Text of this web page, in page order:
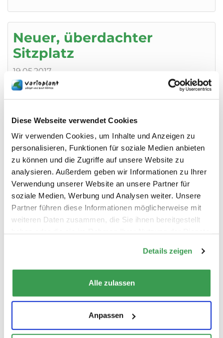
Diese Webseite verwendet Cookies
Wir verwenden Cookies, um Inhalte und Anzeigen zu
personalisieren, Funktionen für soziale Medien anbieten
zu können und die Zugriffe auf unsere Website zu
analysieren. Außerdem geben wir Informationen zu Ihrer
Verwendung unserer Website an unsere Partner für
soziale Medien, Werbung und Analysen weiter. Unsere
Partner führen diese Informationen möglicherweise mit
weiteren Daten zusammen, die Sie ihnen bereitgestellt
Details zeigen
Alle zulassen
Anpassen
Neuer, überdachter
Sitzplatz
19.05.2017
Ein spannendes Projekt in
Engelburg...
Details anzeigen
Tags:
Planung
Gartenbau
Rollrasen
Kranarbeiten
Gartengestaltung am
Rosenberg
Ein Neubauprojekt mit